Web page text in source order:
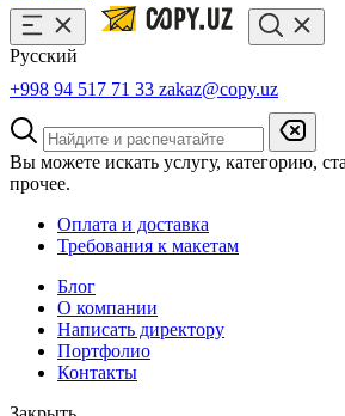
Русский
+998 94 517 71 33 zakaz@copy.uz
Вы можете искать услугу, категорию,
прочее.
Оплата и доставка
Требования к макетам
Блог
О компании
Написать директору
Портфолио
Контакты